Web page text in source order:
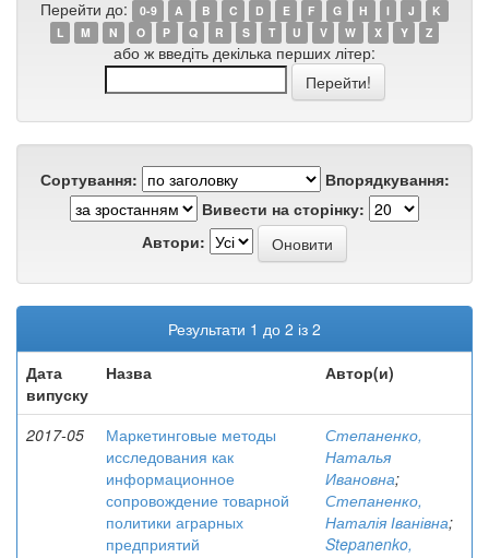
Перейти до: 0-9 A B C D E F G H I J
K
L
M N O P Q R S T U V W X Y Z
або ж введіть декілька перших літер:
Сортування:
Впорядкування:
Вивести на сторінку:
Автори:
Результати 1 до 2 із 2
Дата
випуску
Назва Автор(и)
2017-05
Маркетинговые методы
исследования как
информационное
сопровождение товарной
политики аграрных
предприятий
Степаненко,
Наталья
Ивановна;
Степаненко,
Наталія Іванівна;
Stepanenko,